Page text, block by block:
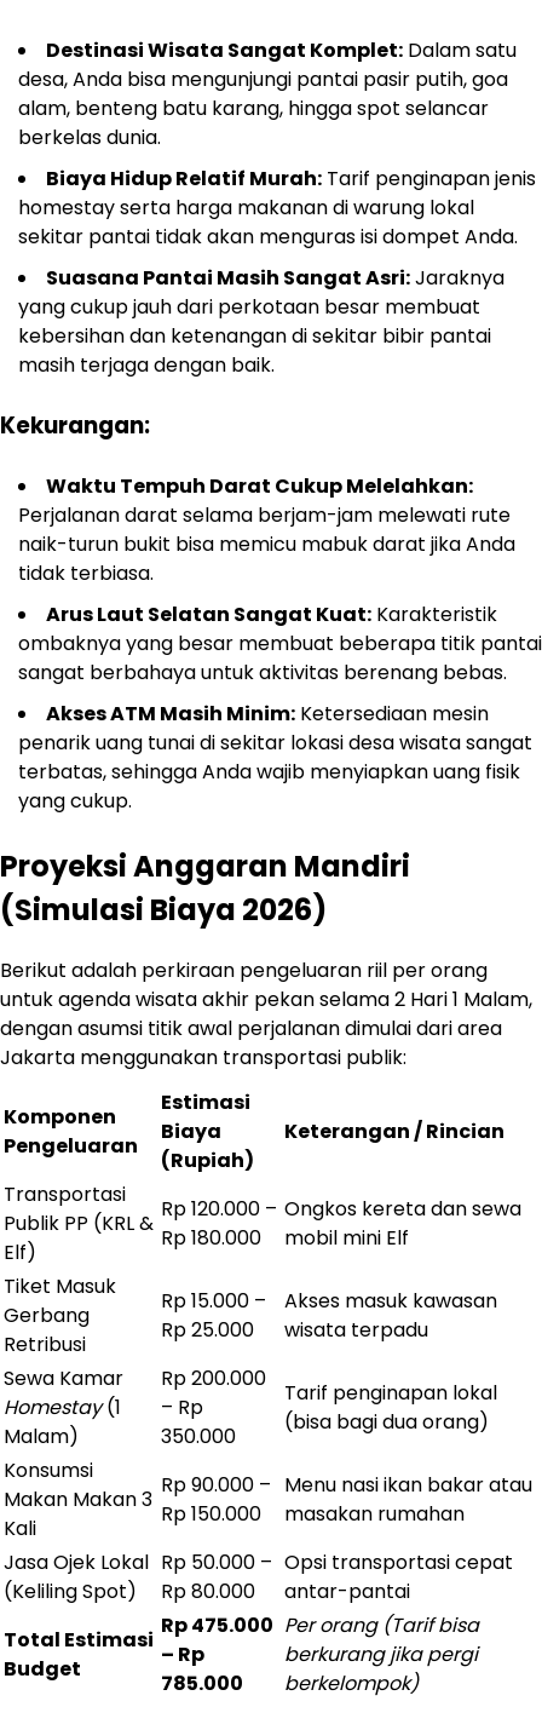
Destinasi Wisata Sangat Komplet: Dalam satu
desa, Anda bisa mengunjungi pantai pasir putih, goa
alam, benteng batu karang, hingga spot selancar
berkelas dunia.
Biaya Hidup Relatif Murah: Tarif penginapan jenis
homestay serta harga makanan di warung lokal
sekitar pantai tidak akan menguras isi dompet Anda.
Suasana Pantai Masih Sangat Asri:Jaraknya
yang cukup jauh dari perkotaan besar membuat
kebersihan dan ketenangan di sekitar bibir pantai
masih terjaga dengan baik.
Kekurangan:
Waktu Tempuh Darat Cukup Melelahkan:
Perjalanan darat selama berjam-jam melewati rute
naik-turun bukit bisa memicu mabuk darat jika Anda
tidak terbiasa.
Arus Laut Selatan Sangat Kuat: Karakteristik
ombaknya yang besar membuat beberapa titik pantai
sangat berbahaya untuk aktivitas berenang bebas.
Akses ATM Masih Minim: Ketersediaan mesin
penarik uang tunai di sekitar lokasi desa wisata sangat
terbatas, sehingga Anda wajib menyiapkan uang fisik
yang cukup.
Proyeksi Anggaran Mandiri
(Simulasi Biaya 2026)
Berikut adalah perkiraan pengeluaran riil per orang
untuk agenda wisata akhir pekan selama 2 Hari 1 Malam,
dengan asumsi titik awal perjalanan dimulai dari area
Jakarta menggunakan transportasi publik:
Komponen
Pengeluaran
Estimasi
Biaya
(Rupiah)
Keterangan / Rincian
Transportasi
Publik PP (KRL &
Elf)
Rp 120.000 –
Rp 180.000
Ongkos kereta dan sewa
mobil mini Elf
Tiket Masuk
Gerbang
Retribusi
Rp 15.000 –
Rp 25.000
Akses masuk kawasan
wisata terpadu
Sewa Kamar
Homestay(1
Malam)
Rp 200.000
– Rp
350.000
Tarif penginapan lokal
(bisa bagi dua orang)
Konsumsi
Makan Makan 3
Kali
Rp 90.000 –
Rp 150.000
Menu nasi ikan bakar atau
masakan rumahan
Jasa Ojek Lokal
(Keliling Spot)
Rp 50.000 –
Rp 80.000
Opsi transportasi cepat
antar-pantai
Total Estimasi
Budget
Rp 475.000
– Rp
785.000
Per orang (Tarif bisa
berkurang jika pergi
berkelompok)